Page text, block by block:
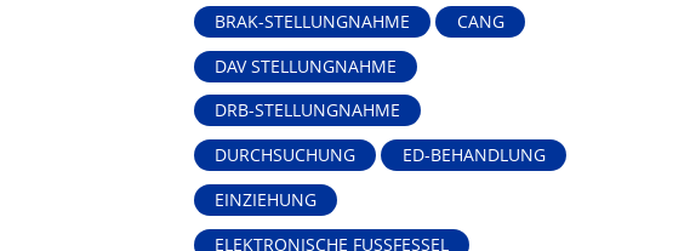
BRAK-STELLUNGNAHME
CANG
DAV STELLUNGNAHME
DRB-STELLUNGNAHME
DURCHSUCHUNG
ED-BEHANDLUNG
EINZIEHUNG
ELEKTRONISCHE FUSSFESSEL